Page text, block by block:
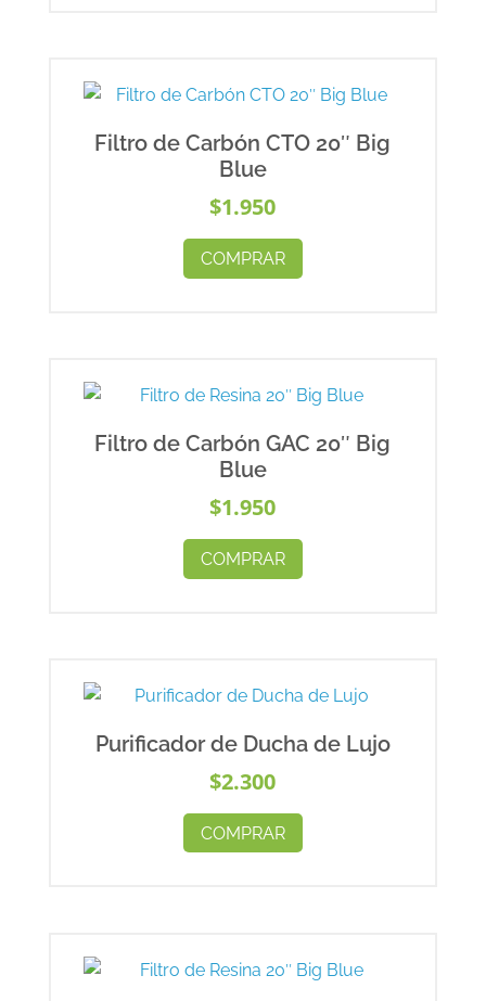
Filtro de Carbón CTO 20″ Big
Blue
$1.950
COMPRAR
Filtro de Carbón GAC 20″ Big
Blue
$1.950
COMPRAR
Purificador de Ducha de Lujo
$2.300
COMPRAR